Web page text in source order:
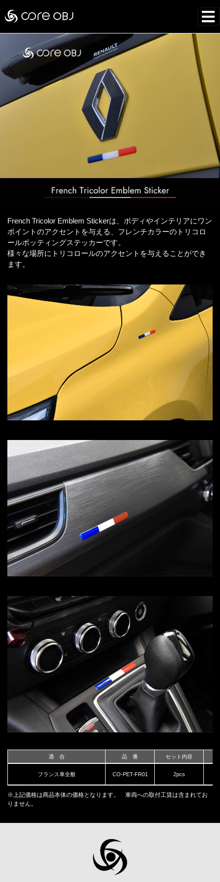
French Tricolor Emblem Stickerは、ボディやインテリアにワン
ポイントのアクセントを与える、フレンチカラーのトリコロ
ールポッティングステッカーです。
様々な場所にトリコロールのアクセントを与えることができ
ます。
適 合 品 番 セット内容
フランス車全般 CO-PET-FR01 2pcs
※上記価格は商品本体の価格となります。 車両への取付工賃は含まれてお
りません。